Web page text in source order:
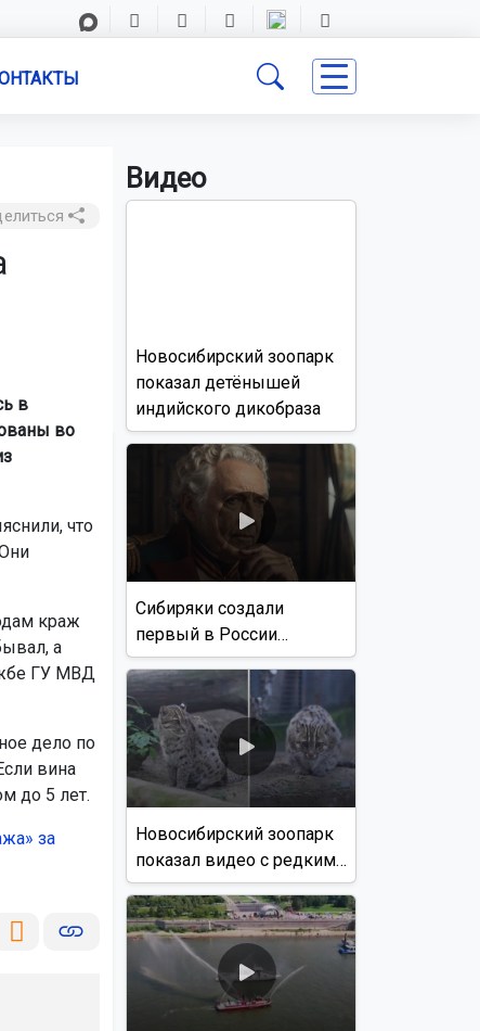
в
во
что
краж
а
ГУ МВД
дело по
вина
до 5 лет.
за
Видео
Новосибирский зоопарк
показал детёнышей
индийского дикобраза
Сибиряки создали
первый в России
документальный фильм
с использованием ИИ
Новосибирский зоопарк
показал видео с редким
виверровым котом